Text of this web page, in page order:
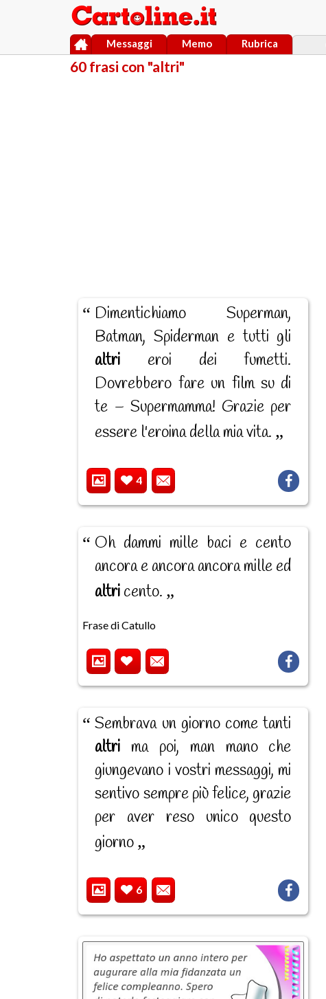
Messaggi Memo Rubrica
60 frasi con "altri"
Dimentichiamo Superman,
Batman, Spiderman e tutti gli
altri eroi dei fumetti.
Dovrebbero fare un film su di
te – Supermamma! Grazie per
essere l'eroina della mia vita.
4
Oh dammi mille baci e cento
ancora e ancora ancora mille ed
altri cento.
Frase di Catullo
Sembrava un giorno come tanti
altri ma poi, man mano che
giungevano i vostri messaggi, mi
sentivo sempre più felice, grazie
per aver reso unico questo
giorno
6